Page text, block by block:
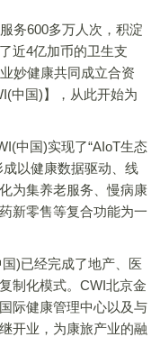
务600多万人次，积淀
近4亿加币的卫生支
妙健康共同成立合资
中国)】，从此开始为
中国)实现了“AIoT生态
以健康数据驱动、线
为集养老服务、慢病康
新零售等复合功能为一
)已经完成了地产、医
制化模式。CWI北京金
际健康管理中心以及与
开业，为康旅产业的融